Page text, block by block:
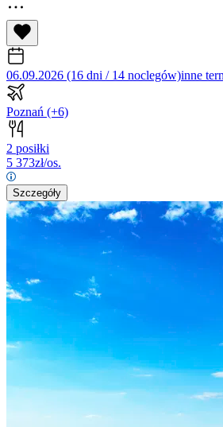
06.09.2026 (16 dni / 14 noclegów)inne
Poznań (+6)
2 posiłki
5 373zł/os.
Szczegóły